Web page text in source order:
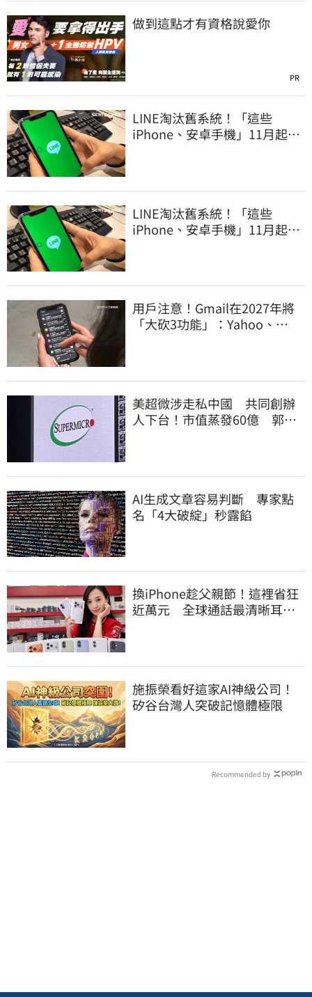
做到這點才有資格說愛你
PR
LINE淘汰舊系統！「這些
iPhone、安卓手機」11月起無
LINE淘汰舊系統！「這些
iPhone、安卓手機」11月起無
用戶注意！Gmail在2027年將
「大砍3功能」：Yahoo、
美超微涉走私中國 共同創辦
人下台！市值蒸發60億 郭明
AI生成文章容易判斷 專家點
名「4大破綻」秒露餡
換iPhone趁父親節！這裡省狂
近萬元 全球通話最清晰耳機
施振榮看好這家AI神級公司！
矽谷台灣人突破記憶體極限
Recommended by